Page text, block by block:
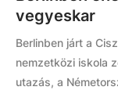
vegyeskar
Berlinben járt a
nemzetközi iskola
utazás, a